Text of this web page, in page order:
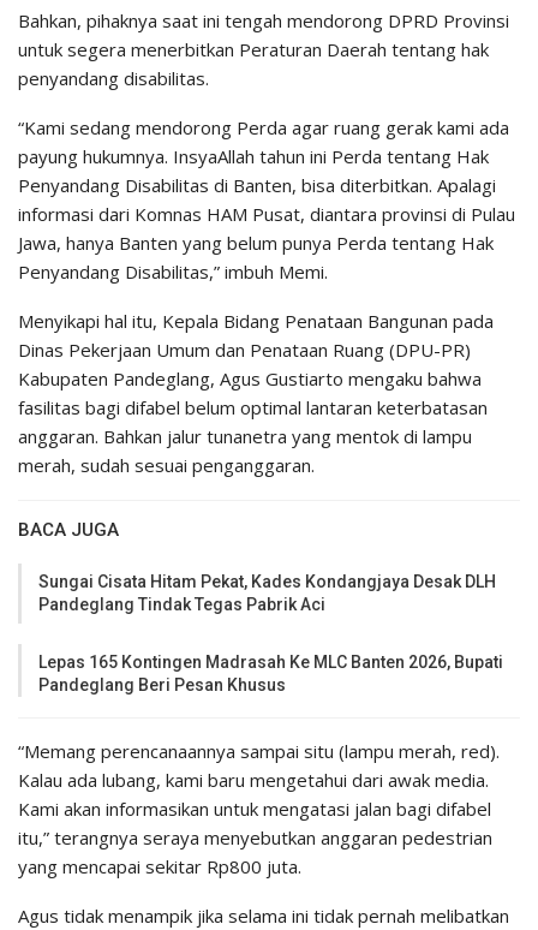
Bahkan, pihaknya saat ini tengah mendorong DPRD Provinsi
untuk segera menerbitkan Peraturan Daerah tentang hak
penyandang disabilitas.
“Kami sedang mendorong Perda agar ruang gerak kami ada
payung hukumnya. InsyaAllah tahun ini Perda tentang Hak
Penyandang Disabilitas di Banten, bisa diterbitkan. Apalagi
informasi dari Komnas HAM Pusat, diantara provinsi di Pulau
Jawa, hanya Banten yang belum punya Perda tentang Hak
Penyandang Disabilitas,” imbuh Memi.
Menyikapi hal itu, Kepala Bidang Penataan Bangunan pada
Dinas Pekerjaan Umum dan Penataan Ruang (DPU-PR)
Kabupaten Pandeglang, Agus Gustiarto mengaku bahwa
fasilitas bagi difabel belum optimal lantaran keterbatasan
anggaran. Bahkan jalur tunanetra yang mentok di lampu
merah, sudah sesuai penganggaran.
BACA JUGA
Sungai Cisata Hitam Pekat, Kades Kondangjaya Desak DLH
Pandeglang Tindak Tegas Pabrik Aci
Lepas 165 Kontingen Madrasah Ke MLC Banten 2026, Bupati
Pandeglang Beri Pesan Khusus
“Memang perencanaannya sampai situ (lampu merah, red).
Kalau ada lubang, kami baru mengetahui dari awak media.
Kami akan informasikan untuk mengatasi jalan bagi difabel
itu,” terangnya seraya menyebutkan anggaran pedestrian
yang mencapai sekitar Rp800 juta.
Agus tidak menampik jika selama ini tidak pernah melibatkan